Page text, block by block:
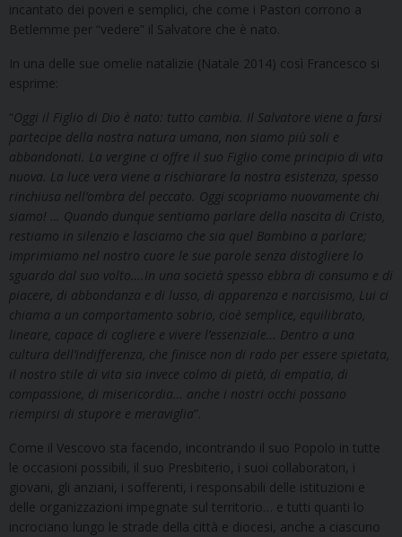
incantato dei poveri e semplici, che come i Pastori corrono a
Betlemme per “vedere” il Salvatore che è nato.
In una delle sue omelie natalizie (Natale 2014) così Francesco si
esprime:
“Oggi il Figlio di Dio è nato: tutto cambia. Il Salvatore viene a farsi
partecipe della nostra natura umana, non siamo più soli e
abbandonati. La vergine ci offre il suo Figlio come principio di vita
nuova. La luce vera viene a rischiarare la nostra esistenza, spesso
rinchiusa nell’ombra del peccato. Oggi scopriamo nuovamente chi
siamo! … Quando dunque sentiamo parlare della nascita di Cristo,
restiamo in silenzio e lasciamo che sia quel Bambino a parlare;
imprimiamo nel nostro cuore le sue parole senza distogliere lo
sguardo dal suo volto….In una società spesso ebbra di consumo e di
piacere, di abbondanza e di lusso, di apparenza e narcisismo, Lui ci
chiama a un comportamento sobrio, cioè semplice, equilibrato,
lineare, capace di cogliere e vivere l’essenziale… Dentro a una
cultura dell’indifferenza, che finisce non di rado per essere spietata,
il nostro stile di vita sia invece colmo di pietà, di empatia, di
compassione, di misericordia… anche i nostri occhi possano
riempirsi di stupore e meraviglia”.
Come il Vescovo sta facendo, incontrando il suo Popolo in tutte
le occasioni possibili, il suo Presbiterio, i suoi collaboratori, i
giovani, gli anziani, i sofferenti, i responsabili delle istituzioni e
delle organizzazioni impegnate sul territorio… e tutti quanti lo
incrociano lungo le strade della città e diocesi, anche a ciascuno